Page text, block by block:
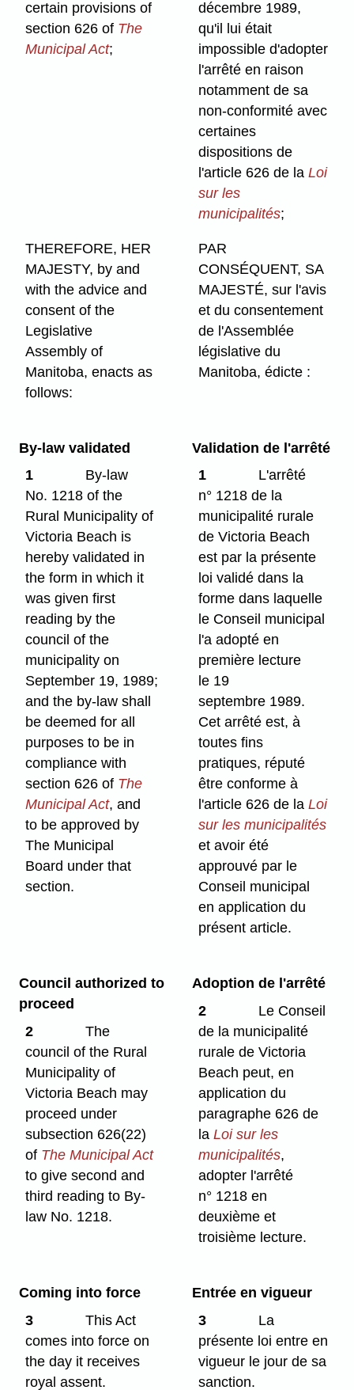
certain provisions of
section 626 of The
Municipal Act;
décembre 1989,
qu'il lui était
impossible d'adopter
l'arrêté en raison
notamment de sa
non-conformité avec
certaines
dispositions de
l'article 626 de laLoi
sur les
municipalités;
THEREFORE, HER
MAJESTY, by and
with the advice and
consent of the
Legislative
Assembly of
Manitoba, enacts as
follows:
PAR
CONSÉQUENT, SA
MAJESTÉ, sur l'avis
et du consentement
de l'Assemblée
législative du
Manitoba, édicte :
By-law validated
1
By-law
No. 1218 of the
Rural Municipality of
Victoria Beach is
hereby validated in
the form in which it
was given first
reading by the
council of the
municipality on
September 19, 1989;
and the by-law shall
be deemed for all
purposes to be in
compliance with
section 626 of The
Municipal Act, and
to be approved by
The Municipal
Board under that
section.
Validation de l'arrêté
1
L'arrêté
n° 1218 de la
municipalité rurale
de Victoria Beach
est par la présente
loi validé dans la
forme dans laquelle
le Conseil municipal
l'a adopté en
première lecture
le 19
septembre 1989.
Cet arrêté est, à
toutes fins
pratiques, réputé
être conforme à
l'article 626 de laLoi
sur les municipalités
et avoir été
approuvé par le
Conseil municipal
en application du
présent article.
Council authorized to
proceed
2
The
council of the Rural
Municipality of
Victoria Beach may
proceed under
subsection 626(22)
of The Municipal Act
to give second and
third reading to By-
law No. 1218.
Adoption de l'arrêté
2
Le Conseil
de la municipalité
rurale de Victoria
Beach peut, en
application du
paragraphe 626 de
laLoi sur les
municipalités,
adopter l'arrêté
n° 1218 en
deuxième et
troisième lecture.
Coming into force
3
This Act
comes into force on
the day it receives
royal assent.
Entrée en vigueur
3
La
présente loi entre en
vigueur le jour de sa
sanction.